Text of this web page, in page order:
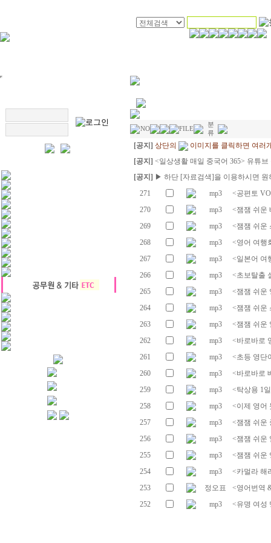
NO FILE
분
류
[공지] 상단의
이미지를 클릭하면 여러
[공지] <일상생활 매일 중국어 365> 유튜브
[공지] ▶ 하단 [자료검색]을 이용하시면
271
mp3
<공편토
270
mp3
<잼잼 쉬운
269
mp3
<잼잼 쉬운
268
mp3
<영어 여행
267
mp3
<일본어 여
266
mp3
<초보탈출
265
mp3
<잼잼 쉬운
264
mp3
<잼잼 쉬운
263
mp3
<잼잼 쉬운
262
mp3
<바로바로
261
mp3
<초등 영단
260
mp3
<바로바로
259
mp3
<탁상용 1
258
mp3
<이제 영어
257
mp3
<잼잼 쉬운
256
mp3
<잼잼 쉬운
255
mp3
<잼잼 쉬운
254
mp3
<카멀라 해
253
정오표
<영어번역
252
mp3 <유명 여성